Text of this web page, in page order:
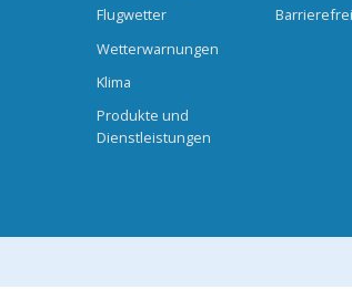
Flugwetter
Wetterwarnungen
Klima
Produkte und
Dienstleistungen